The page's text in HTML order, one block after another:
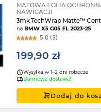
MATOWA FOLIA
NAWIGACJI
3mk TechWrap Matte™
naBMW X5 G05 FL 2023-25
5.0 (3)
199,90 zł
Wysyłka w 1–2 dni robocze
Darmowa dostawa!
Dodaj do